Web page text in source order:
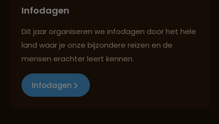
Infodagen
Dit jaar organiseren we infodagen door het hele
land waar je onze bijzondere reizen en de
mensen erachter leert kennen.
Infodagen